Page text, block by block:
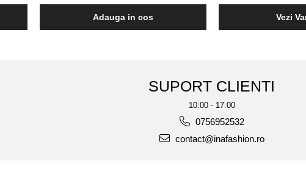
Adauga in cos Vezi
SUPORT CLIENTI
10:00 - 17:00
0756952532
contact@inafashion.ro